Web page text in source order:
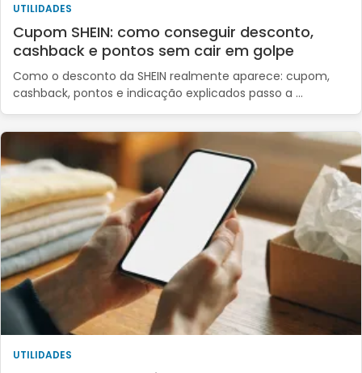
UTILIDADES
Cupom SHEIN: como conseguir desconto,
cashback e pontos sem cair em golpe
Como o desconto da SHEIN realmente aparece: cupom,
cashback, pontos e indicação explicados passo a …
UTILIDADES